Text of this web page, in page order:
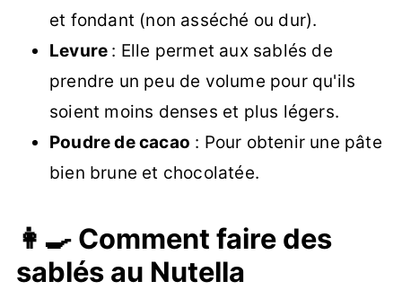
et fondant (non asséché ou dur).
Levure : Elle permet aux sablés de
prendre un peu de volume pour qu'ils
soient moins denses et plus légers.
Poudre de cacao : Pour obtenir une pâte
bien brune et chocolatée.
👩‍🍳 Comment faire des
sablés au Nutella